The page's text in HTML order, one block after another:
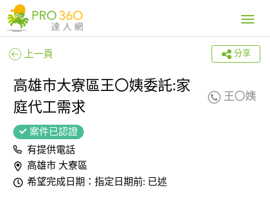
Toggle
上一頁 分享
高雄市大寮區王〇姨委託:家
庭代工需求
王〇姨
案件已認證
有提供電話
高雄市 大寮區
希望完成日期：指定日期前: 已述